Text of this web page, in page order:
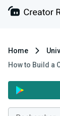
Home
How to Build a